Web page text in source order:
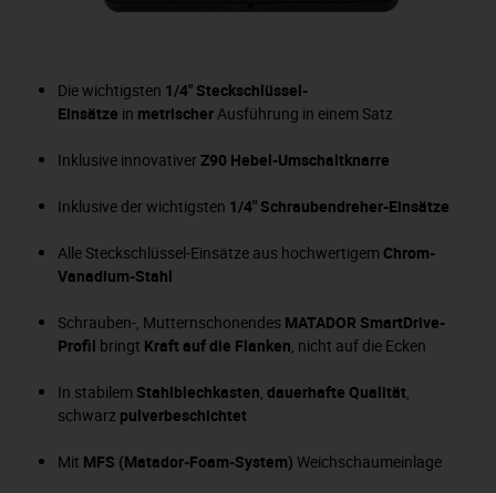
Die wichtigsten 1/4" Steckschlüssel-
Einsätze in metrischer Ausführung in einem Satz
Inklusive innovativerZ90 Hebel-Umschaltknarre
Inklusive der wichtigsten 1/4" Schraubendreher-Einsätze
Alle Steckschlüssel-Einsätze aus hochwertigem Chrom-
Vanadium-Stahl
Schrauben-, Mutternschonendes MATADOR SmartDrive-
Profil bringt Kraft auf die Flanken , nicht auf die Ecken
In stabilem Stahlblechkasten dauerhafte Qualität
schwarz pulverbeschichtet
Mit MFS (Matador-Foam-System) Weichschaumeinlage